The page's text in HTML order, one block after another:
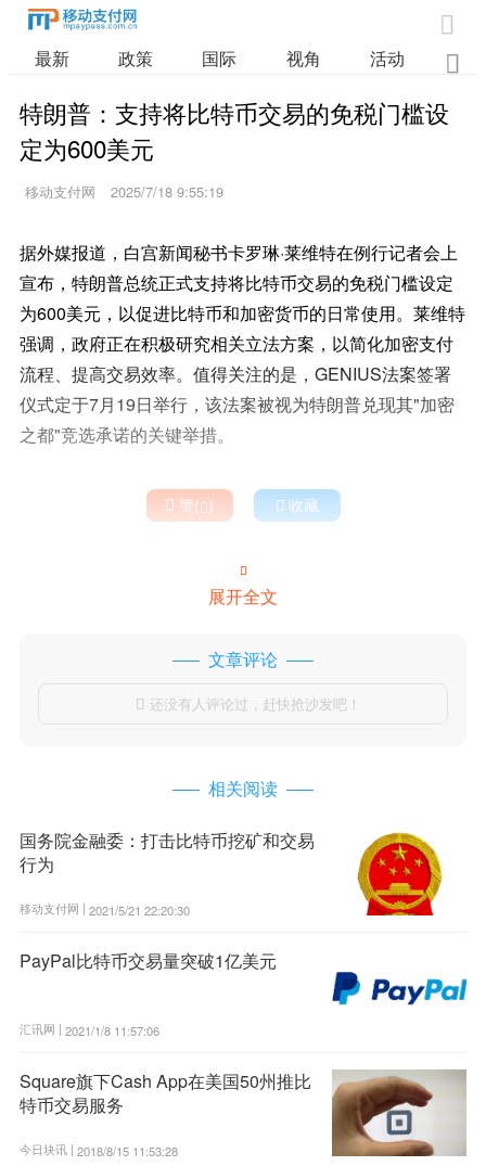

最新 政策 国际 视角 活动 业

特朗普：支持将比特币交易的免税门槛设
定为600美元
移动支付网 2025/7/18 9:55:19
据外媒报道，白宫新闻秘书卡罗琳·莱维特在例行记者会上
宣布，特朗普总统正式支持将比特币交易的免税门槛设定
为600美元，以促进比特币和加密货币的日常使用。莱维特
强调，政府正在积极研究相关立法方案，以简化加密支付
流程、提高交易效率。值得关注的是，GENIUS法案签署
仪式定于7月19日举行，该法案被视为特朗普兑现其"加密
之都"竞选承诺的关键举措。
 赞()  收藏

展开全文
文章评论
 还没有人评论过，赶快抢沙发吧！
相关阅读
国务院金融委：打击比特币挖矿和交易
行为
移动支付网 | 2021/5/21 22:20:30
PayPal比特币交易量突破1亿美元
汇讯网 | 2021/1/8 11:57:06
Square旗下Cash App在美国50州推比
特币交易服务
今日块讯 | 2018/8/15 11:53:28